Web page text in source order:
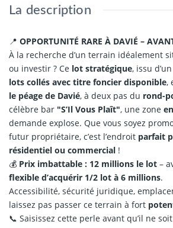
La description
📍 OPPORTUNITÉ RARE À DAVIÉ –
À la recherche d’un terrain idéalement
ou investir ? Ce lot stratégique, issu
lots collés avec titre foncier disponible,
le péage de Davié, à deux pas du rond-
célèbre bar "S’Il Vous Plaît", une zone
demande explose. Que vous soyez
futur propriétaire, c’est l’endroit parfait
résidentiel ou commercial !
💰 Prix imbattable : 12 millions le lot –
flexible d’acquérir 1/2 lot à 6 millions.
Accessibilité, sécurité juridique,
laissez pas passer ce terrain à fort
📞 Saisissez cette perle avant qu’il ne